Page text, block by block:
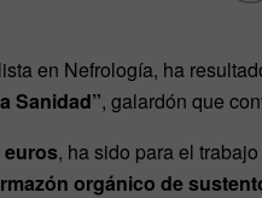
en Nefrología, ha
Sanidad”, galardón que
euros, ha sido para el trabajo
orgánico de